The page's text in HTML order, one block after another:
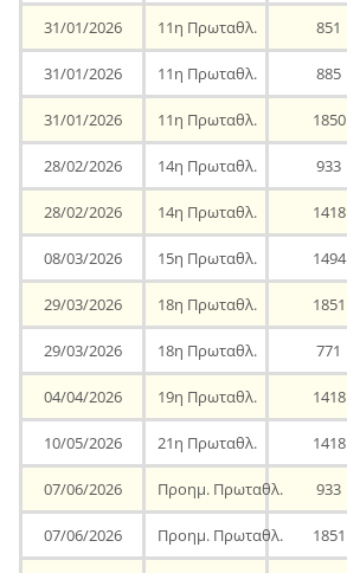
31/01/2026 11η Πρωταθλ. 851
31/01/2026 11η Πρωταθλ. 885
31/01/2026 11η Πρωταθλ. 1850
28/02/2026 14η Πρωταθλ. 933
28/02/2026 14η Πρωταθλ. 1418
08/03/2026 15η Πρωταθλ. 1494
29/03/2026 18η Πρωταθλ. 1851
29/03/2026 18η Πρωταθλ. 771
04/04/2026 19η Πρωταθλ. 1418
10/05/2026 21η Πρωταθλ. 1418
07/06/2026 Προημ. Πρωταθλ. 933
07/06/2026 Προημ. Πρωταθλ. 1851